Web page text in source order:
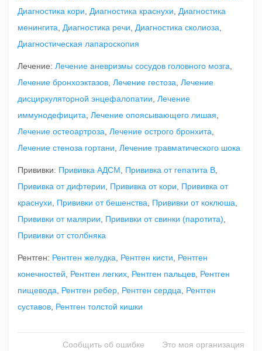
Диагностика кори
Диагностика краснухи
Диагностика
менингита
Диагностика речи Диагностика сколиоза
Диагностическая лапароскопия
Лечение: Лечение аневризмы сосудов головного мозга
Лечение бронхоэктазов Лечение гестоза Лечение
дисциркуляторной энцефалопатии Лечение
иммунодефицита Лечение опоясывающего лишая
Лечение остеоартроза Лечение острого бронхита
Лечение стеноза гортани Лечение травматического шока
Прививки: Прививка АДСМ Прививка от гепатита В
Прививка от дифтерии
Прививка от кори
Прививка от
краснухи
Прививки от бешенства Прививки от коклюша
Прививки от малярии
Прививки от свинки (паротита)
Прививки от столбняка
Рентген: Рентген желудка Рентген кисти
Рентген
конечностей
Рентген легких Рентген пальцев Рентген
пищевода
Рентген ребер Рентген сердца
Рентген
суставов Рентген толстой кишки
Сообщить об ошибке
Это моя организация